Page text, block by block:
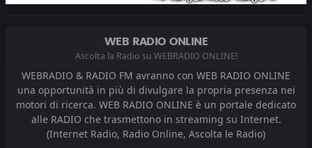
WEB RADIO ONLINE
Ascolta la Radio su WEBRADIO ONLINE!
WEBRADIO & RADIO FM avranno con WEB RADIO ONLINE
una opportunità in più di divulgare la propria presenza nei
motori di ricerca. WEB RADIO ONLINE è un portale dedicato
alle RADIO che trasmettono in streaming su Internet.
(Internet Radio, Radio Online, Ascolta le Radio)